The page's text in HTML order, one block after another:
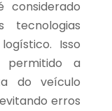
considerado
tecnologias
Isso
a
do veículo
erros